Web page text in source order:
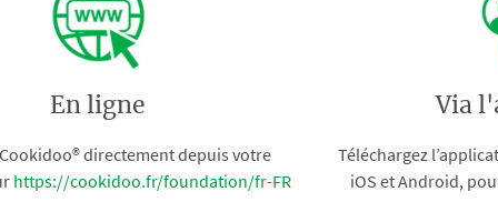
En ligne
directement depuis votre
https://cookidoo.fr/foundation/fr-FR
Via
Téléchargez
iOS et Android,